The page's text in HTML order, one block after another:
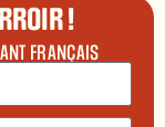
!
FRANÇAIS